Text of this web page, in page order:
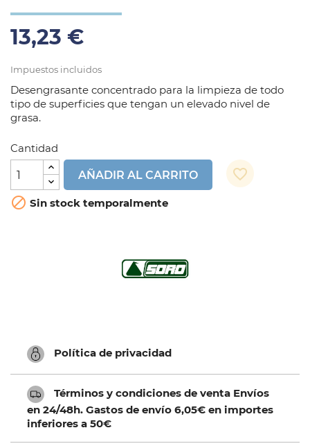
13,23 €
Impuestos incluidos
Desengrasante concentrado para la limpieza de todo
tipo de superficies que tengan un elevado nivel de
grasa.
Cantidad
AÑADIR AL CARRITO
favorite_border
 Sin stock temporalmente
Política de privacidad
Términos y condiciones de venta Envíos
en 24/48h. Gastos de envío 6,05€ en importes
inferiores a 50€